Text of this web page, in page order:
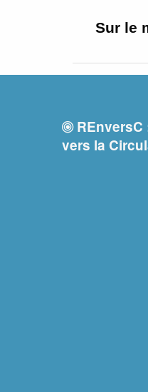
Sur le
REnversC
vers la